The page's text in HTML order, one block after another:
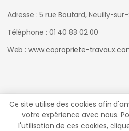
Adresse : 5 rue Boutard, Neuilly-
Téléphone : 01 40 88 02 00
Web : www.copropriete-
© 2021Copropriété & Travaux- Tous
Tatchi Dev.
Ce site utilise des cookies afin
votre expérience avec nous.
l'utilisation de ces cookies,